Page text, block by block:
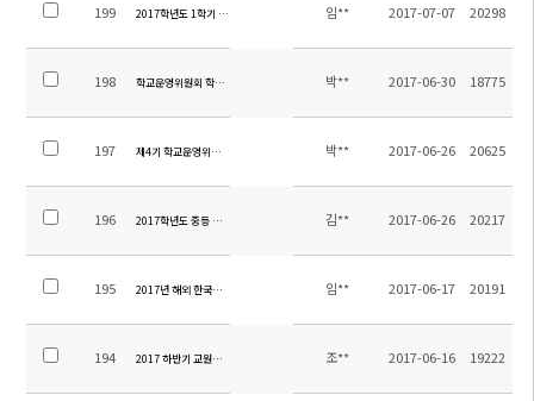
199 2017학년도 1학기 소주한국학교 만족도 조사 결과
임** 2017-07-07 20298
198 학교운영위원회 학부모위원 선출 공고 박** 2017-06-30 18775
197 제4기 학교운영위원회 보궐선거 계획 박** 2017-06-26 20625
196 2017학년도 중등 수학여행 일정 및 계획 김** 2017-06-26 20217
195 2017년 해외 한국사능력검정 특별시험 실시 안내
임** 2017-06-17 20191
194 2017 하반기 교원채용 최종합격자 발표 조** 2017-06-16 19222